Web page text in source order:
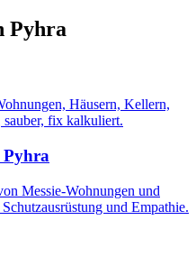
Pyhra
Häusern, Kellern,
sauber, fix kalkuliert.
Pyhra
Messie-Wohnungen und
und Empathie.